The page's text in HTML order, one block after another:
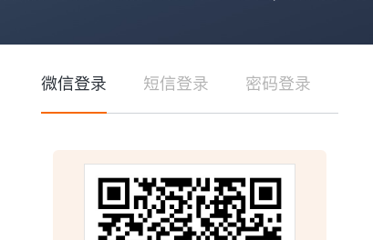
微信登录 短信登录 密码登录